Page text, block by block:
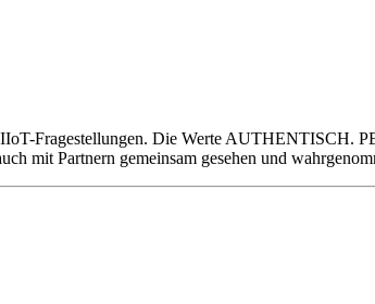
IIoT-Fragestellungen. Die Werte
mit Partnern gemeinsam gesehen und